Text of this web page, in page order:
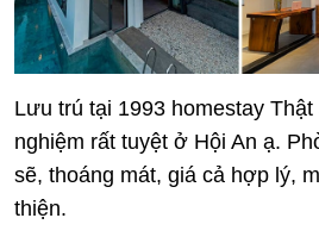
Lưu trú tại 1993 homestay
nghiệm rất tuyệt ở Hội An ạ.
sẽ, thoáng mát, giá cả hợp lý,
thiện.